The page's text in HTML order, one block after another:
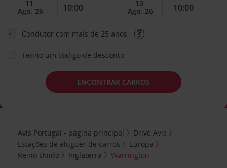
Condutor com mais de 25 anos
Tenho um código de desconto
ENCONTRAR CARROS
Avis Portugal - página principal
Drive Avis
Estações de aluguer de carros
Europa
Reino Unido
Inglaterra Warrington